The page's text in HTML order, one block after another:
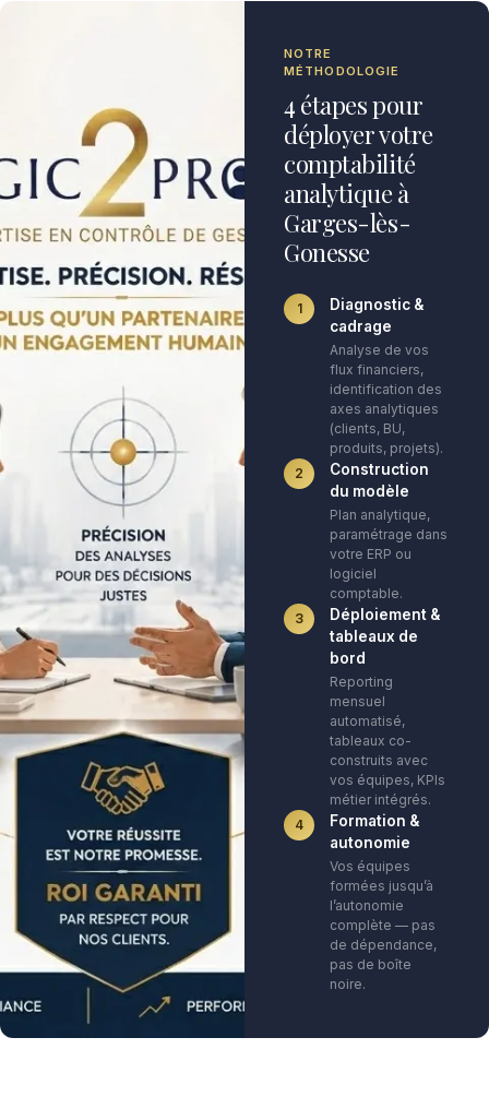
NOTRE
MÉTHODOLOGIE
4 étapes pour
déployer votre
comptabilité
analytique à
Garges-lès-
Gonesse
1
Diagnostic &
cadrage
Analyse de vos
flux financiers,
identification des
axes analytiques
(clients, BU,
produits, projets).
2
Construction
du modèle
Plan analytique,
paramétrage dans
votre ERP ou
logiciel
comptable.
3
Déploiement &
tableaux de
bord
Reporting
mensuel
automatisé,
tableaux co-
construits avec
vos équipes, KPIs
métier intégrés.
4
Formation &
autonomie
Vos équipes
formées jusqu’à
l’autonomie
complète — pas
de dépendance,
pas de boîte
noire.